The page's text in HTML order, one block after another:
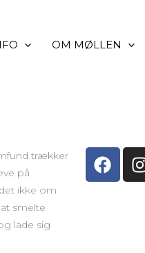
OM MØLLEN
trækker
på
ikke om
smelte
lade sig
F
a
I